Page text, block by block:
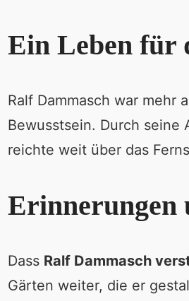
Ein Leben für
Ralf Dammasch war mehr
Bewusstsein. Durch
reichte weit über das
Erinnerungen
Dass Ralf Dammasch
Gärten weiter, die er